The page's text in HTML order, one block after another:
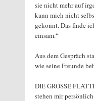
sie nicht mehr auf
kann mich nicht
gekonnt. Das finde
einsam.“
Aus dem Gespräch
wie seine Freunde
DIE GROSSE
stehen mir